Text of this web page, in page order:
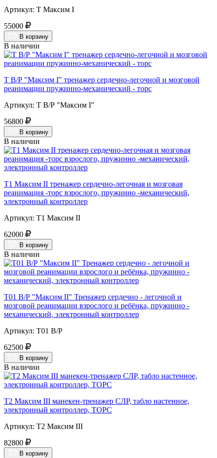
Артикул: Т Максим I
55000
В корзину
В наличии
Т В/Р "Максим I" тренажер сердечно-легочной и мозговой
реанимации пружинно-механический - торс
Артикул: Т В/Р "Максим I"
56800
В корзину
В наличии
Т1 Максим II тренажер сердечно-легочная и мозговая
реанимация -торс взрослого, пружинно -механический,
электронный контроллер
Артикул: Т1 Максим II
62000
В корзину
В наличии
Т01 В/Р "Максим II" Тренажер сердечно - легочной и
мозговой реанимации взрослого и ребёнка, пружинно -
механический, электронный контроллер
Артикул: Т01 В/Р
62500
В корзину
В наличии
Т2 Максим III манекен-тренажер СЛР, табло настенное,
электронный контроллер, ТОРС
Артикул: Т2 Максим III
82800
В корзину